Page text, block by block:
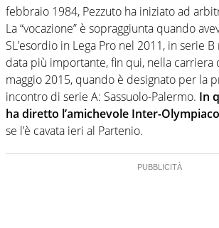
febbraio 1984, Pezzuto ha iniziato ad
La “vocazione” è sopraggiunta quando
SL’esordio in Lega Pro nel 2011, in serie
data più importante, fin qui, nella carriera
maggio 2015, quando è designato per la
incontro di serie A: Sassuolo-Palermo. In
ha diretto l’amichevole Inter-
se l’è cavata ieri al Partenio.